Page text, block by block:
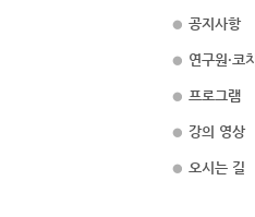
공지사항
연구원·코치
프로그램
강의 영상
오시는 길